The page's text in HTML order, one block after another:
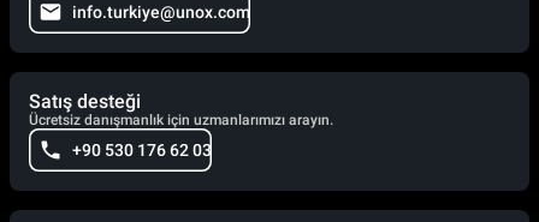
info.turkiye@unox.com
Satış desteği
Ücretsiz danışmanlık için uzmanlarımızı arayın.
+90 530 176 62 03